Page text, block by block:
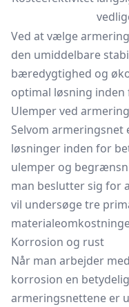
Ved at vælge
den umiddelbare
bæredygtighed og
optimal løsning
Ulemper ved
Selvom armeringsnet
løsninger inden for
ulemper og
man beslutter sig for
vil undersøge tre
Korrosion og rust
Når man arbejder
korrosion en
armeringsnettene er